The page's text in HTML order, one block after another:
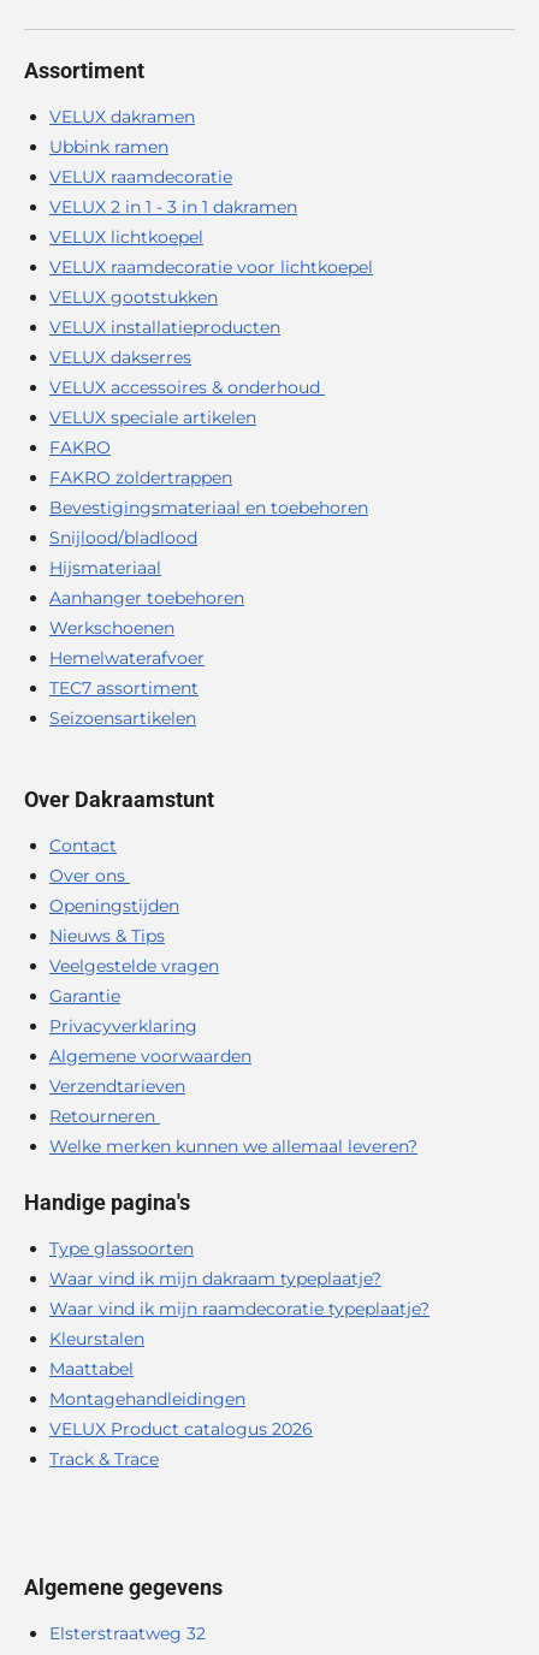
Assortiment
VELUX dakramen
Ubbink ramen
VELUX raamdecoratie
VELUX 2 in 1 - 3 in 1 dakramen
VELUX lichtkoepel
VELUX raamdecoratie voor lichtkoepel
VELUX gootstukken
VELUX installatieproducten
VELUX dakserres
VELUX accessoires & onderhoud
VELUX speciale artikelen
FAKRO
FAKRO zoldertrappen
Bevestigingsmateriaal en toebehoren
Snijlood/bladlood
Hijsmateriaal
Aanhanger toebehoren
Werkschoenen
Hemelwaterafvoer
TEC7 assortiment
Seizoensartikelen
Over Dakraamstunt
Contact
Over ons
Openingstijden
Nieuws & Tips
Veelgestelde vragen
Garantie
Privacyverklaring
Algemene voorwaarden
Verzendtarieven
Retourneren
Welke merken kunnen we allemaal leveren?
Handige pagina's
Type glassoorten
Waar vind ik mijn dakraam typeplaatje?
Waar vind ik mijn raamdecoratie typeplaatje?
Kleurstalen
Maattabel
Montagehandleidingen
VELUX Product catalogus 2026
Track & Trace
Algemene gegevens
Elsterstraatweg 32